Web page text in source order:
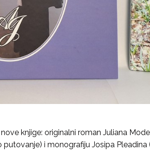
knjige: originalni roman Juliana
i monografiju Josipa